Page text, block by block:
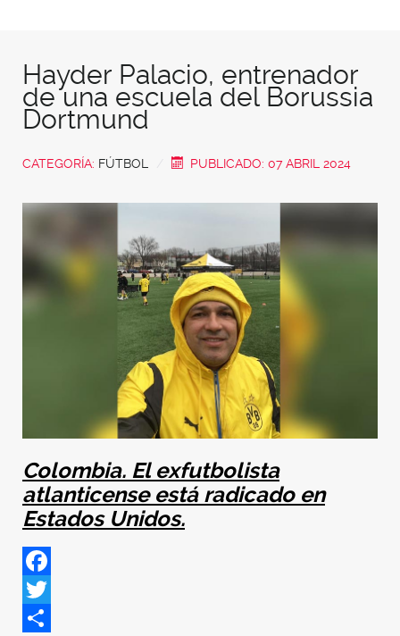
Hayder Palacio, entrenador
de una escuela del Borussia
Dortmund
CATEGORÍA: FÚTBOL PUBLICADO: 07 ABRIL 2024
Colombia. El exfutbolista
atlanticense está radicado en
Estados Unidos.
Facebook
Twitter